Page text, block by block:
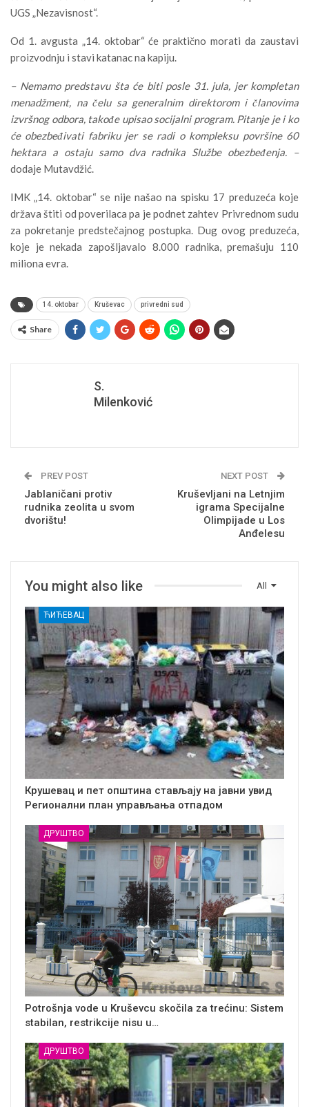
UGS „Nezavisnost“.
Od 1. avgusta „14. oktobar“ će praktično morati da zaustavi
proizvodnju i stavi katanac na kapiju.
– Nemamo predstavu šta će biti posle 31. jula, jer kompletan
menadžment, na čelu sa generalnim direktorom i članovima
izvršnog odbora, takođe upisao socijalni program. Pitanje je i ko
će obezbeđivati fabriku jer se radi o kompleksu površine 60
hektara a ostaju samo dva radnika Službe obezbeđenja. –
dodaje Mutavdžić.
IMK „14. oktobar“ se nije našao na spisku 17 preduzeća koje
država štiti od poverilaca pa je podnet zahtev Privrednom sudu
za pokretanje predstečajnog postupka. Dug ovog preduzeća,
koje je nekada zapošljavalo 8.000 radnika, premašuju 110
miliona evra.
14. oktobar Kruševac privredni sud
Share
S.
Milenković
PREV POST
Jablaničani protiv
rudnika zeolita u svom
dvorištu!
NEXT POST
Kruševljani na Letnjim
igrama Specijalne
Olimpijade u Los
Anđelesu
All
You might also like
ЋИЋЕВАЦ
Крушевац и пет општина стављају на јавни увид
Регионални план управљања отпадом
ДРУШТВО
Potrošnja vode u Kruševcu skočila za trećinu: Sistem
stabilan, restrikcije nisu u…
ДРУШТВО